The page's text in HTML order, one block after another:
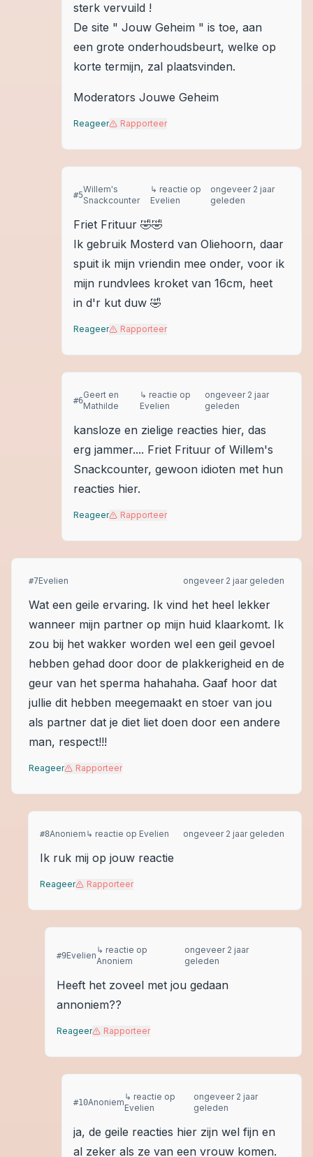
sterk vervuild !
De site " Jouw Geheim " is toe, aan
een grote onderhoudsbeurt, welke op
korte termijn, zal plaatsvinden.
Moderators Jouwe Geheim
Reageer Rapporteer
#5
Willem's
Snackcounter
↳ reactie op
Evelien
ongeveer 2 jaar
geleden
Friet Frituur 🤣🤣
Ik gebruik Mosterd van Oliehoorn, daar
spuit ik mijn vriendin mee onder, voor ik
mijn rundvlees kroket van 16cm, heet
in d'r kut duw 🤣
Reageer Rapporteer
#6
Geert en
Mathilde
↳ reactie op
Evelien
ongeveer 2 jaar
geleden
kansloze en zielige reacties hier, das
erg jammer.... Friet Frituur of Willem's
Snackcounter, gewoon idioten met hun
reacties hier.
Reageer Rapporteer
#7Evelien ongeveer 2 jaar geleden
Wat een geile ervaring. Ik vind het heel lekker
wanneer mijn partner op mijn huid klaarkomt. Ik
zou bij het wakker worden wel een geil gevoel
hebben gehad door door de plakkerigheid en de
geur van het sperma hahahaha. Gaaf hoor dat
jullie dit hebben meegemaakt en stoer van jou
als partner dat je diet liet doen door een andere
man, respect!!!
Reageer Rapporteer
#8Anoniem ↳ reactie op Evelien ongeveer 2 jaar geleden
Ik ruk mij op jouw reactie
Reageer Rapporteer
#9Evelien
↳ reactie op
Anoniem
ongeveer 2 jaar
geleden
Heeft het zoveel met jou gedaan
annoniem??
Reageer Rapporteer
#10Anoniem
↳ reactie op
Evelien
ongeveer 2 jaar
geleden
ja, de geile reacties hier zijn wel fijn en
al zeker als ze van een vrouw komen.